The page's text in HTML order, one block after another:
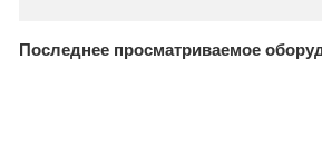
Последнее просматриваемое